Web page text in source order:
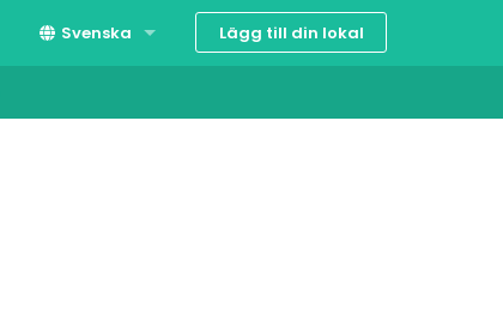
Svenska Lägg till din lokal